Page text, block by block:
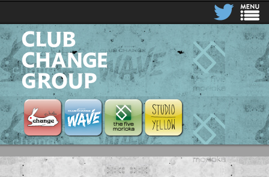
CLUB CHANGE GROUP
Club ChangeClub Change Wave
the five moriokaSTUDIO YELLOW